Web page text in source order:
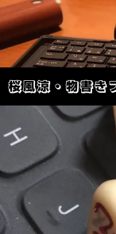
桜風涼・物書き
検
索
テ
ン
へ
ス
キ